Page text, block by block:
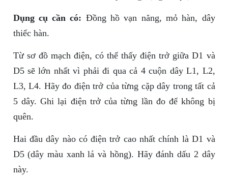
Dụng cụ cần có: Đồng hồ vạn năng, mỏ hàn, dây
thiếc hàn.
Từ sơ đồ mạch điện, có thể thấy điện trở giữa D1 và
D5 sẽ lớn nhất vì phải đi qua cả 4 cuộn dây L1, L2,
L3, L4. Hãy đo điện trở của từng cặp dây trong tất cả
5 dây. Ghi lại điện trở của từng lần đo để không bị
quên.
Hai đầu dây nào có điện trở cao nhất chính là D1 và
D5 (dây màu xanh lá và hồng). Hãy đánh dấu 2 dây
này.